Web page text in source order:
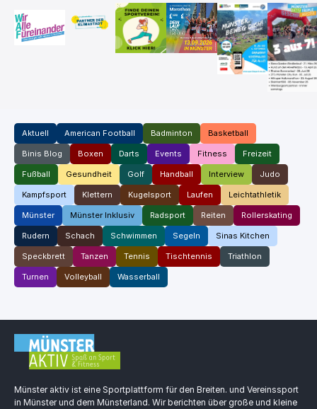
Aktuell American Football Badminton Basketball
Binis Blog Boxen Darts Events Fitness Freizeit
Fußball Gesundheit Golf Handball Interview Judo
Kampfsport Klettern Kugelsport Laufen Leichtathletik
Münster Münster Inklusiv Radsport Reiten Rollerskating
Rudern Schach Schwimmen Segeln Sinas Kitchen
Speckbrett Tanzen Tennis Tischtennis Triathlon
Turnen Volleyball Wasserball
Münster aktiv ist eine Sportplattform für den Breiten. und Vereinssport
in Münster und dem Münsterland. Wir berichten über große und kleine